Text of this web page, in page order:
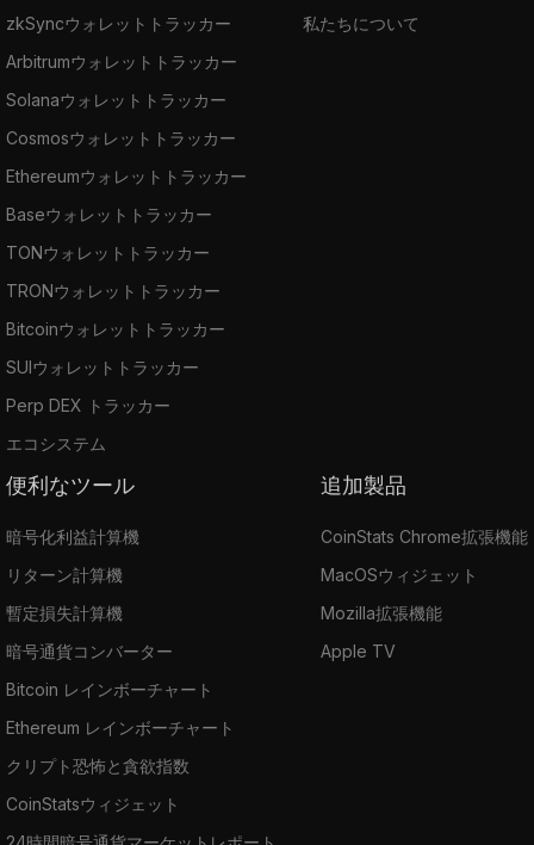
zkSyncウォレットトラッカー
Arbitrumウォレットトラッカー
Solanaウォレットトラッカー
Cosmosウォレットトラッカー
Ethereumウォレットトラッカー
Baseウォレットトラッカー
TONウォレットトラッカー
TRONウォレットトラッカー
Bitcoinウォレットトラッカー
SUIウォレットトラッカー
Perp DEX トラッカー
エコシステム
私たちについて
便利なツール
暗号化利益計算機
リターン計算機
暫定損失計算機
暗号通貨コンバーター
Bitcoin レインボーチャート
Ethereum レインボーチャート
クリプト恐怖と貪欲指数
CoinStatsウィジェット
追加製品
CoinStats Chrome拡張機能
MacOSウィジェット
Mozilla拡張機能
Apple TV